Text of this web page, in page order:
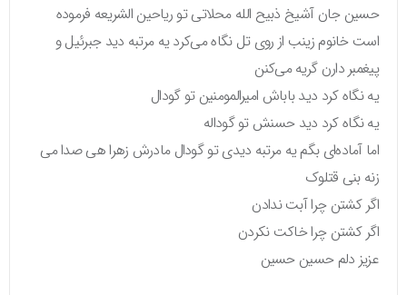
حسین جان آشیخ ذبيح الله محلاتی تو ریاحین الشریعه فرموده
است خانوم زینب از روی تل نگاه می‌کرد یه مرتبه دید جبرئیل و
پیغمبر دارن گریه می‌کنن
یه نگاه کرد دید باباش امیرالمومنین تو گودال
یه نگاه کرد دید حسنش تو گوداله
اما آماده‌ای بگم یه مرتبه دیدی تو گودال مادرش زهرا هی صدا می
زنه بنی قتلوک
اگر کشتن چرا آبت ندادن
اگر کشتن چرا خاکت نکردن
عزیز دلم حسین حسین